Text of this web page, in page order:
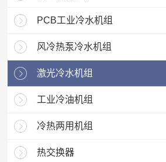
PCB工业冷水机组
风冷热泵冷水机组
激光冷水机组
工业冷油机组
冷热两用机组
热交换器